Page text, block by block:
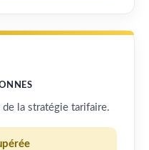
la stratégie tarifaire.